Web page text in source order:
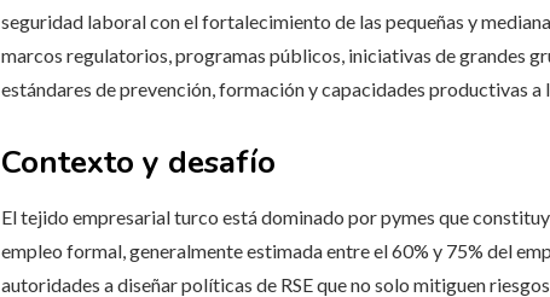
seguridad laboral con el fortalecimiento de las pequeñas y
marcos regulatorios, programas públicos, iniciativas de grandes
estándares de prevención, formación y capacidades productivas a
Contexto y desafío
El tejido empresarial turco está dominado por pymes que
empleo formal, generalmente estimada entre el 60% y 75% del
autoridades a diseñar políticas de RSE que no solo mitiguen